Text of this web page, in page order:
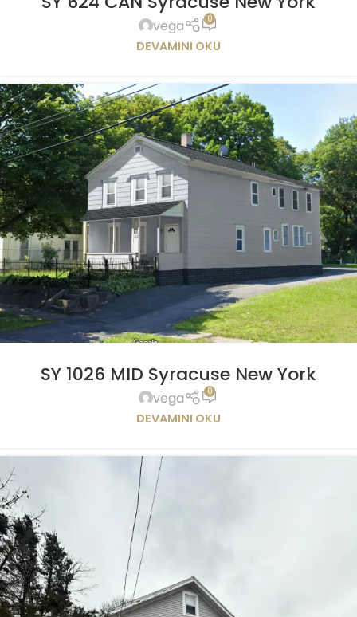
vega 0
DEVAMINI OKU
SY 1026 MID Syracuse New York
vega 0
DEVAMINI OKU